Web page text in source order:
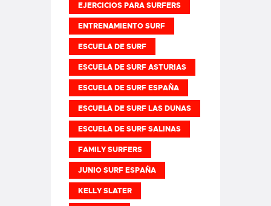
EJERCICIOS PARA SURFERS
ENTRENAMIENTO SURF
ESCUELA DE SURF
ESCUELA DE SURF ASTURIAS
ESCUELA DE SURF ESPAÑA
ESCUELA DE SURF LAS DUNAS
ESCUELA DE SURF SALINAS
FAMILY SURFERS
JUNIO SURF ESPAÑA
KELLY SLATER